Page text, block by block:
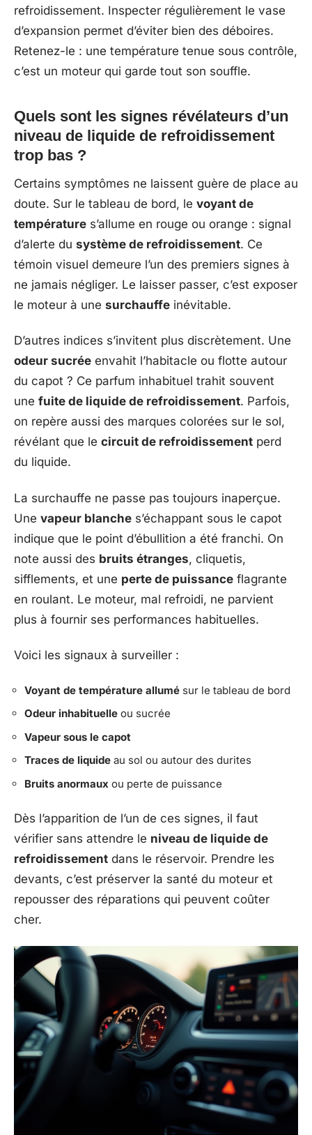
refroidissement. Inspecter régulièrement le vase
d’expansion permet d’éviter bien des déboires.
Retenez-le : une température tenue sous contrôle,
c’est un moteur qui garde tout son souffle.
Quels sont les signes révélateurs d’un
niveau de liquide de refroidissement
trop bas ?
Certains symptômes ne laissent guère de place au
doute. Sur le tableau de bord, le voyant de
température s’allume en rouge ou orange : signal
d’alerte du système de refroidissement. Ce
témoin visuel demeure l’un des premiers signes à
ne jamais négliger. Le laisser passer, c’est exposer
le moteur à une surchauffe inévitable.
D’autres indices s’invitent plus discrètement. Une
odeur sucrée envahit l’habitacle ou flotte autour
du capot ? Ce parfum inhabituel trahit souvent
une fuite de liquide de refroidissement. Parfois,
on repère aussi des marques colorées sur le sol,
révélant que le circuit de refroidissement perd
du liquide.
La surchauffe ne passe pas toujours inaperçue.
Une vapeur blanche s’échappant sous le capot
indique que le point d’ébullition a été franchi. On
note aussi des bruits étranges, cliquetis,
sifflements, et une perte de puissance flagrante
en roulant. Le moteur, mal refroidi, ne parvient
plus à fournir ses performances habituelles.
Voici les signaux à surveiller :
Voyant de température allumé sur le tableau de bord
Odeur inhabituelle ou sucrée
Vapeur sous le capot
Traces de liquide au sol ou autour des durites
Bruits anormaux ou perte de puissance
Dès l’apparition de l’un de ces signes, il faut
vérifier sans attendre le niveau de liquide de
refroidissement dans le réservoir. Prendre les
devants, c’est préserver la santé du moteur et
repousser des réparations qui peuvent coûter
cher.